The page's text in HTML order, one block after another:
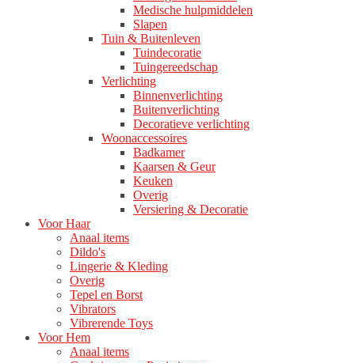
Medische hulpmiddelen
Slapen
Tuin & Buitenleven
Tuindecoratie
Tuingereedschap
Verlichting
Binnenverlichting
Buitenverlichting
Decoratieve verlichting
Woonaccessoires
Badkamer
Kaarsen & Geur
Keuken
Overig
Versiering & Decoratie
Voor Haar
Anaal items
Dildo's
Lingerie & Kleding
Overig
Tepel en Borst
Vibrators
Vibrerende Toys
Voor Hem
Anaal items